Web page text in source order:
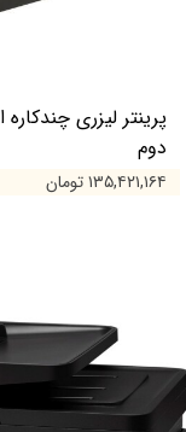
دوم
۱۳۵,۴۲۱,۱۶۴ تومان